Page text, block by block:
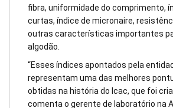
fibra, uniformidade do comprimento,
curtas, índice de micronaire,
outras características importantes
algodão.
“Esses índices apontados pela
representam uma das melhores
obtidas na história do Icac, que foi
comenta o gerente de laboratório na